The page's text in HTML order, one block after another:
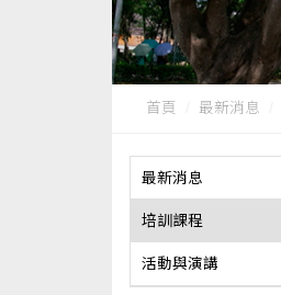
首頁 最新消息
最新消息
培訓課程
活動與演講